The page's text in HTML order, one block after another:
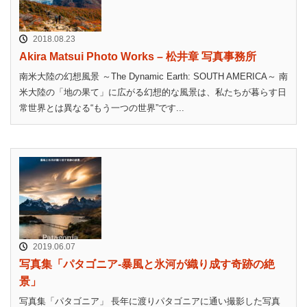
2018.08.23
Akira Matsui Photo Works – 松井章 写真事務所
南米大陸の幻想風景 ～The Dynamic Earth: SOUTH AMERICA～ 南
米大陸の「地の果て」に広がる幻想的な風景は、私たちが暮らす日
常世界とは異なる“もう一つの世界”です...
2019.06.07
写真集「パタゴニア-暴風と氷河が織り成す奇跡の絶
景」
写真集「パタゴニア」 長年に渡りパタゴニアに通い撮影した写真